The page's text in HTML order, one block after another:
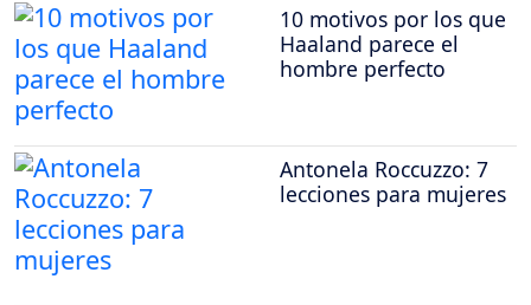
10 motivos por los que
Haaland parece el
hombre perfecto
Antonela Roccuzzo: 7
lecciones para mujeres